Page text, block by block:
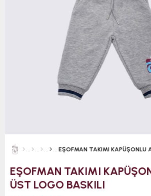
EŞOFMAN TAKIMI
ÜST LOGO BASKILI